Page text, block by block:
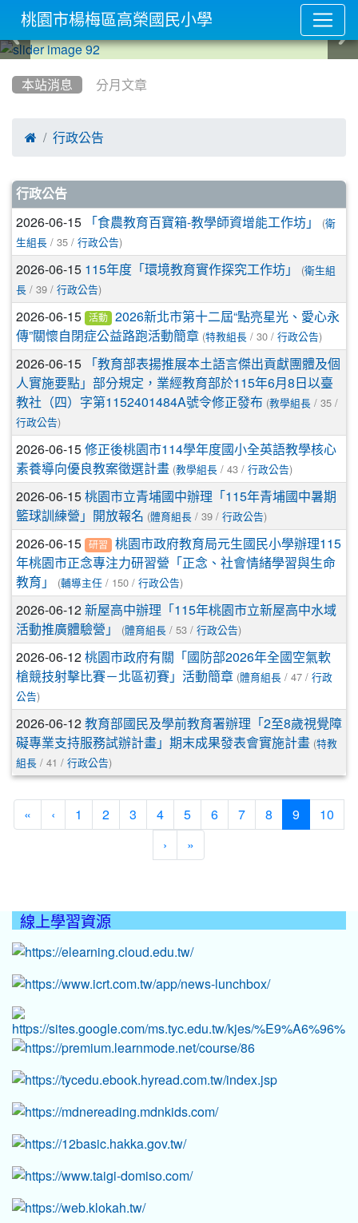
本站消息 分月文章
 行政公告
文章列表
行政公告
2026-06-15 「食農教育百寶箱-教學師資增能工作坊」 (衛
生組長 / 35 / 行政公告)
2026-06-15 115年度「環境教育實作探究工作坊」 (衛生組
長 / 39 / 行政公告)
2026-06-15 活動
2026新北市第十二屆“點亮星光、愛心永
傳”關懷自閉症公益路跑活動簡章 (特教組長 / 30 / 行政公告)
2026-06-15
「教育部表揚推展本土語言傑出貢獻團體及個
人實施要點」部分規定，業經教育部於115年6月8日以臺
教社（四）字第1152401484A號令修正發布 (教學組長 / 35 /
行政公告)
2026-06-15 修正後桃園市114學年度國小全英語教學核心
素養導向優良教案徵選計畫 (教學組長 / 43 / 行政公告)
2026-06-15 桃園市立青埔國中辦理「115年青埔國中暑期
籃球訓練營」開放報名 (體育組長 / 39 / 行政公告)
2026-06-15 研習
桃園市政府教育局元生國民小學辦理115
年桃園市正念專注力研習營「正念、社會情緒學習與生命
教育」
(輔導主任 / 150 / 行政公告)
2026-06-12 新屋高中辦理「115年桃園市立新屋高中水域
活動推廣體驗營」
(體育組長 / 53 / 行政公告)
2026-06-12 桃園市政府有關「國防部2026年全國空氣軟
槍競技射擊比賽－北區初賽」活動簡章 (體育組長 / 47 / 行政
公告)
2026-06-12 教育部國民及學前教育署辦理「2至8歲視覺障
礙專業支持服務試辦計畫」期末成果發表會實施計畫 (特教
組長 / 41 / 行政公告)
« ‹ 1 2 3 4 5 6 7 8 9(current)
10
› »
線上學習資源
桃園市楊梅區高榮國民小學